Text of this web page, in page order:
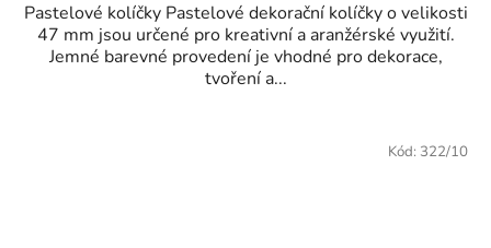
Pastelové kolíčky Pastelové dekorační kolíčky o velikosti
47 mm jsou určené pro kreativní a aranžérské využití.
Jemné barevné provedení je vhodné pro dekorace,
tvoření a...
Kód: 322/10